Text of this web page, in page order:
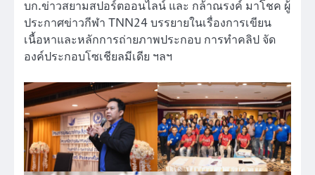
บก.ข่าวสยามสปอร์ตออนไลน์ และ กล้าณรงค์ มาโชค ผู้
ประกาศข่าวกีฬา TNN24 บรรยายในเรื่องการเขียน
เนื้อหาและหลักการถ่ายภาพประกอบ การทำคลิป จัด
องค์ประกอบโซเชียลมีเดีย ฯลฯ